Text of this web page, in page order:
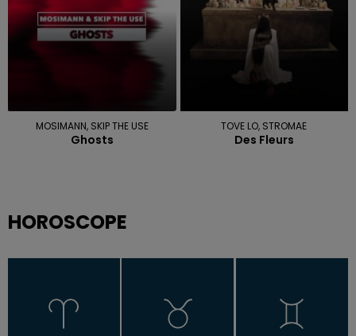
MOSIMANN, SKIP THE USE
Ghosts
TOVE LO, STROMAE
Des Fleurs
HOROSCOPE